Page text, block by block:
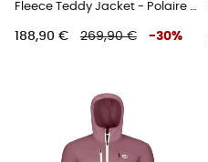
Fleece Teddy Jacket - Polaire en laine mérinos femme
188,90 € 269,90 € -30%